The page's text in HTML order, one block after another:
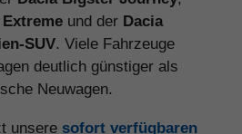
und der Dacia
SUV. Viele Fahrzeuge
deutlich günstiger als
Neuwagen.
unsere sofort verfügbaren